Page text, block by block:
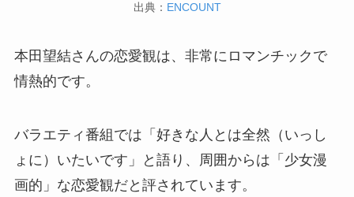
出典： ENCOUNT
本田望結さんの恋愛観は、非常にロマンチックで
情熱的です。
バラエティ番組では「好きな人とは全然（いっし
ょに）いたいです」と語り、周囲からは「少女漫
画的」な恋愛観だと評されています。